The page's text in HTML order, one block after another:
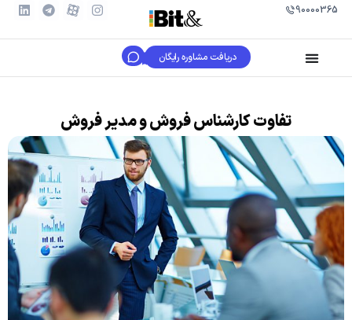
90000365
دریافت مشاوره رایگان
تفاوت کارشناس فروش و مدیر فروش